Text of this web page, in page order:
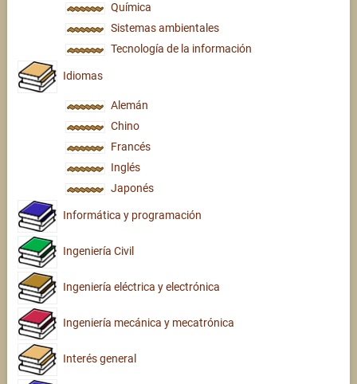
Química
Sistemas ambientales
Tecnología de la información
Idiomas
Alemán
Chino
Francés
Inglés
Japonés
Informática y programación
Ingeniería Civil
Ingeniería eléctrica y electrónica
Ingeniería mecánica y mecatrónica
Interés general